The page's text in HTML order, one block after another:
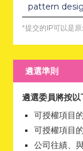
pattern
*提交的IP可以是
遴選準則
遴選委員將按以
可授權項目
可授權項目
公司往績、